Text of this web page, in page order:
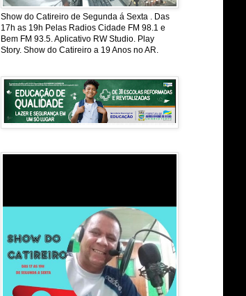
Show do Catireiro de Segunda á Sexta . Das
17h as 19h Pelas Radios Cidade FM 98.1 e
Bem FM 93.5. Aplicativo RW Studio. Play
Story. Show do Catireiro a 19 Anos no AR.